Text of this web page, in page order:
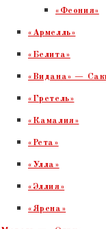
«Феония»
«Армелль»
«Белита»
«Видана» —
«Гретель»
«Камалия»
«Рета»
«Улла»
«Эллия»
«Ярена»